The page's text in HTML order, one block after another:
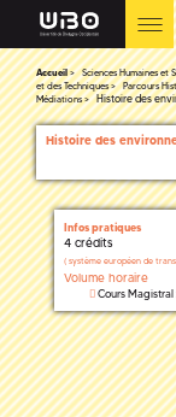
Accueil Sciences Humaines et
et des Techniques
Parcours
Médiations
Histoire des
Histoire des
Infos pratiques
4 crédits
( système européen de
Volume horaire
Cours Magistral